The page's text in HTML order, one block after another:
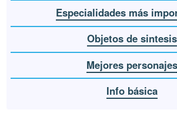
Especialidades más
Objetos de sintesis
Mejores personajes
Info básica